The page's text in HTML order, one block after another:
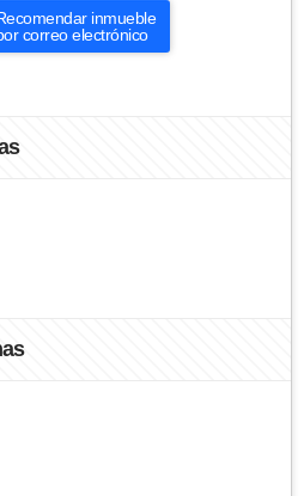
inmueble
correo electrónico